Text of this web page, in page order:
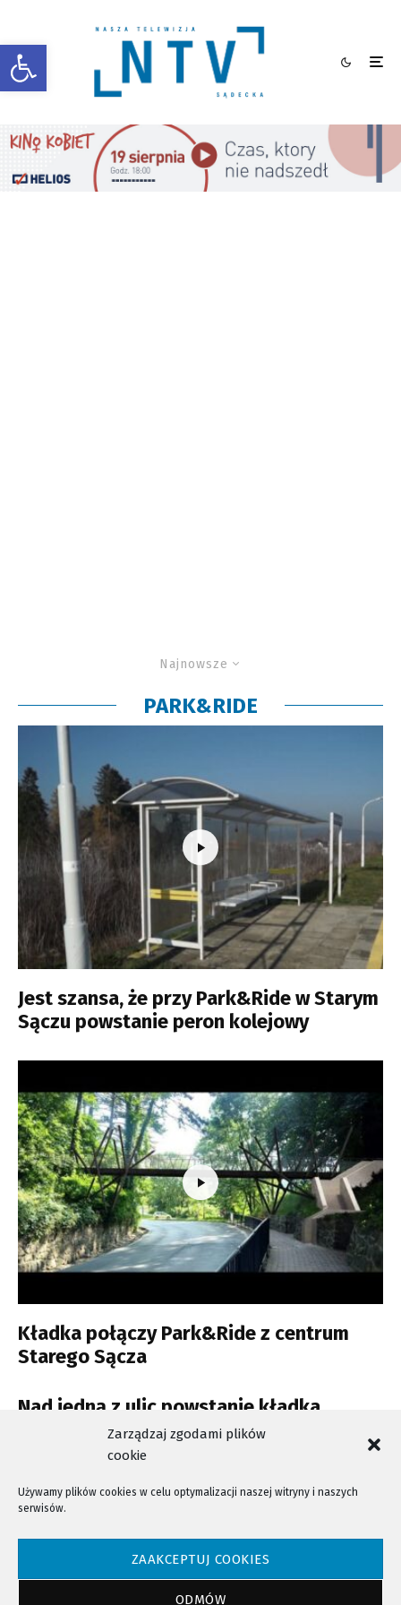
Otwórz pasek narzędzi
Zarządzaj zgodami plików
cookie
Używamy plików cookies w celu optymalizacji naszej witryny i naszych
serwisów.
ZAAKCEPTUJ COOKIES
ODMÓW
Najnowsze
PARK&RIDE
Jest szansa, że przy Park&Ride w Starym
Sączu powstanie peron kolejowy
Kładka połączy Park&Ride z centrum
Starego Sącza
Nad jedną z ulic powstanie kładka
pieszo – rowerowa
NTV - Nasza Telewizja Sądecka © 2023 Wszystkie prawa zastrzeżone!